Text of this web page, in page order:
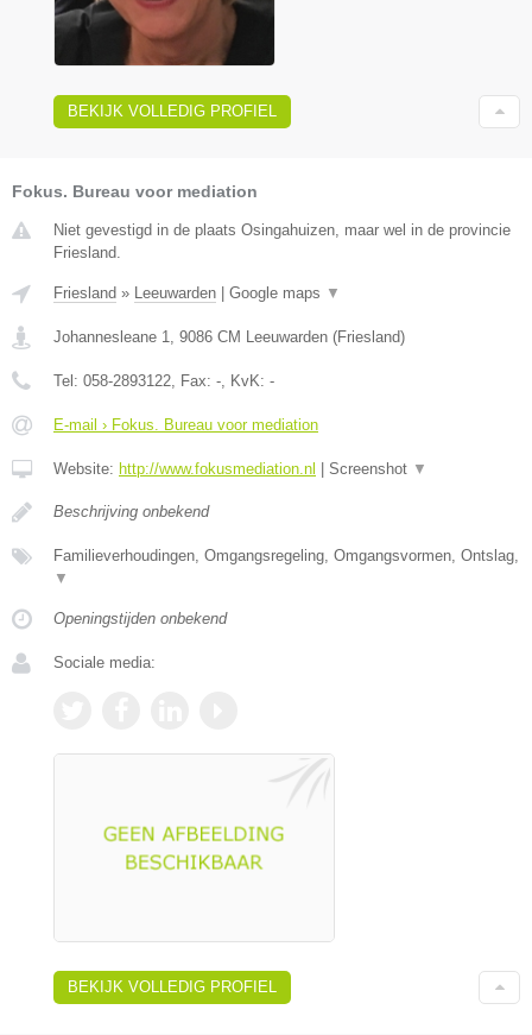
BEKIJK VOLLEDIG PROFIEL
Fokus. Bureau voor mediation
Niet gevestigd in de plaats Osingahuizen, maar wel in de provincie
Friesland.
Friesland » Leeuwarden Google maps ▼
Johannesleane 1, 9086 CM Leeuwarden (Friesland)
Tel: 058-2893122, Fax: -, KvK: -
E-mail › Fokus. Bureau voor mediation
Website: http://www.fokusmediation.nl Screenshot ▼
Beschrijving onbekend
Familieverhoudingen, Omgangsregeling, Omgangsvormen, Ontslag,
▼
Openingstijden onbekend
Sociale media:
BEKIJK VOLLEDIG PROFIEL